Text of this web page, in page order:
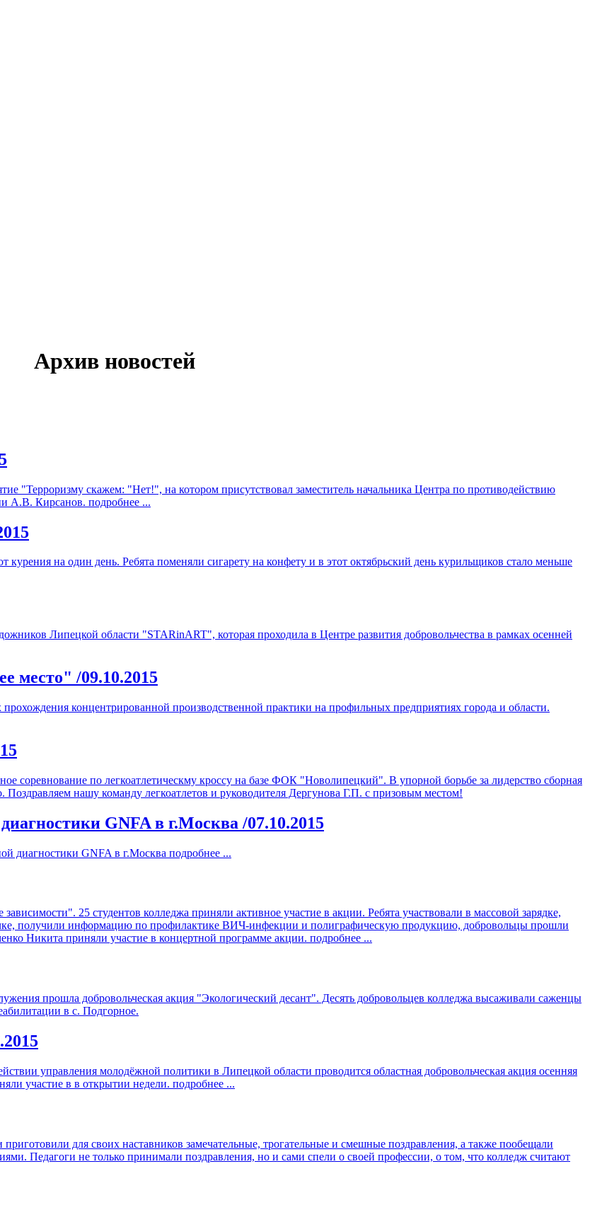
Архив новостей
"Терроризму скажем: "Нет!", на котором присутствовал заместитель начальника Центра по противодействию
А.В. Кирсанов. подробнее ...
курения на один день. Ребята поменяли сигарету на конфету и в этот октябрьский день курильщиков стало меньше
Липецкой области "STARinART", которая проходила в Центре развития добровольчества в рамках осенней
место" /09.10.2015
концентрированной производственной практики на профильных предприятиях города и области.
соревнование по легкоатлетическму кроссу на базе ФОК "Новолипецкий". В упорной борьбе за лидерство сборная
Поздравляем нашу команду легкоатлетов и руководителя Дергунова Г.П. с призовым местом!
GNFA в г.Москва /07.10.2015
диагностики GNFA в г.Москва подробнее ...
25 студентов колледжа приняли активное участие в акции. Ребята участвовали в массовой зарядке,
получили информацию по профилактике ВИЧ-инфекции и полиграфическую продукцию, добровольцы прошли
Никита приняли участие в концертной программе акции. подробнее ...
прошла добровольческая акция "Экологический десант". Десять добровольцев колледжа высаживали саженцы
в с. Подгорное.
управления молодёжной политики в Липецкой области проводится областная добровольческая акция осенняя
участие в в открытии недели. подробнее ...
для своих наставников замечательные, трогательные и смешные поздравления, а также пообещали
Педагоги не только принимали поздравления, но и сами спели о своей профессии, о том, что колледж считают